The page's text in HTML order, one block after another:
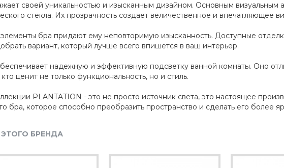
своей уникальностью и изысканным дизайном. Основным
стекла. Их прозрачность создает величественное и впечатляющее
бра придают ему неповторимую изысканность. Доступные
вариант, который лучше всего впишется в ваш интерьер.
надежную и эффективную подсветку ванной комнаты. Оно
ценит не только функциональность, но и стиль.
PLANTATION - это не просто источник света, это настоящее
бра, которое способно преобразить пространство и сделать его более
ЭТОГО БРЕНДА